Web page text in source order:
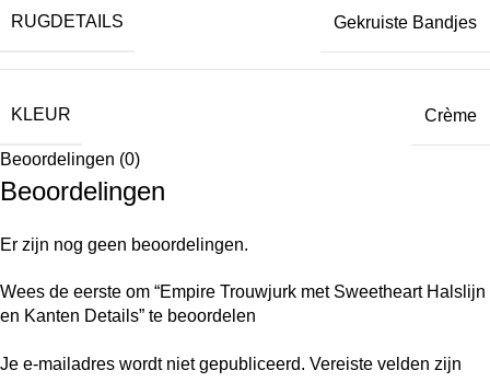
RUGDETAILS Gekruiste Bandjes
KLEUR Crème
Beoordelingen (0)
Beoordelingen
Er zijn nog geen beoordelingen.
Wees de eerste om “Empire Trouwjurk met Sweetheart Halslijn
en Kanten Details” te beoordelen
Je e-mailadres wordt niet gepubliceerd. Vereiste velden zijn